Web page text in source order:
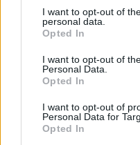
I want to opt-out of
personal data.
Opted In
I want to opt-out of
Personal Data.
Opted In
I want to opt-out of
Personal Data for
Opted In
vyšší príjem
vlastné bývanie či nové
si odkladá mesačne
minulosti. Horšie je na
Najčastejším dôvodom
nezmenenom príjme,
dôchodku či vyšší
narodenia dieťaťa.
sporia menej. Veľká